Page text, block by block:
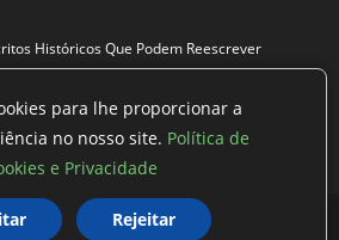
Históricos Que Podem Reescrever
Termos de Uso Exclusão de Dados
para lhe proporcionar a
no nosso site. Política de
e Privacidade
Rejeitar